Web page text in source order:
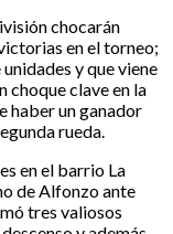
chocarán
en el torneo;
y que viene
choque clave en la
haber un ganador
rueda.
en el barrio La
de Alfonzo ante
tres valiosos